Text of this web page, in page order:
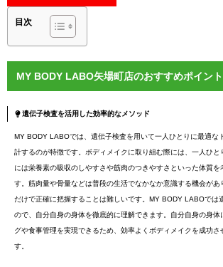
目次
MY BODY LABO矢場町店のおすすめポイント
遺伝子検査を活用した効率的なメソッド
MY BODY LABOでは、遺伝子検査を用いて一人ひとりに最適な
計するのが特徴です。ボディメイクに取り組む際には、一人ひと
には栄養素の吸収のしやすさや筋肉のつきやすさといった体質を
す。筋肉量や骨量などは普段の生活でなかなか意識する機会があ
だけで正確に把握することは難しいです。MY BODY LABOでは
ので、自分自身の身体を徹底的に理解できます。自分自身の身体
グや食事管理を実現できるため、効率よくボディメイクを成功さ
す。